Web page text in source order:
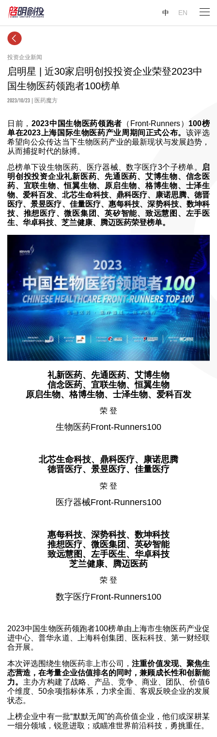
中 EN
投资企业新闻
启明星 | 近30家启明创投投资企业荣登2023中
国生物医药领跑者100榜单
2023/10/23 | 医药魔方
日前，2023中国生物医药领跑者 （Front-Runners） 100榜
单在2023上海国际生物医药产业周期间正式公布。 该评选
希望向公众传达当下生物医药产业的最新现状与发展趋势，
从而捕捉时代的脉搏。
总榜单下设生物医药、医疗器械、数字医疗3个子榜单。
启
明创投投资企业礼新医药、先通医药、艾博生物、信念医
药、宜联生物、恒翼生物、原启生物、格博生物、士泽生
物、爱科百发、北芯生命科技、鼎科医疗、康诺思腾、徳晋
医疗、景昱医疗、佳量医疗、惠每科技、深势科技、数坤科
技、推想医疗、微医集团、英矽智能、致远慧图、左手医
生、华卓科技、芝兰健康、腾迈医药荣登榜单。
礼新医药、先通医药、艾博生物
信念医药、宜联生物、恒翼生物
原启生物、格博生物、士泽生物、爱科百发
荣 登
生物医药Front-Runners100
北芯生命科技、鼎科医疗、康诺思腾
徳晋医疗、景昱医疗、佳量医疗
荣 登
医疗器械Front-Runners100
惠每科技、深势科技、数坤科技
推想医疗、微医集团、英矽智能
致远慧图、左手医生、华卓科技
芝兰健康、腾迈医药
荣 登
数字医疗Front-Runners100
2023中国生物医药领跑者100榜单由上海市生物医药产业促
进中心、普华永道、上海科创集团、医耘科技、第一财经联
合开展。
本次评选围绕生物医药非上市公司，注重价值发现、聚焦生
态营造，在考量企业估值排名的同时，兼顾成长性和创新能
力。 主办方构建了战略、产品、竞争、商业、团队、价值6
个维度、50余项指标体系，力求全面、客观反映企业的发展
状态。
上榜企业中有一批“默默无闻”的高价值企业，他们或深耕某
一细分领域，锐意进取；或瞄准世界前沿科技，勇挑重任。